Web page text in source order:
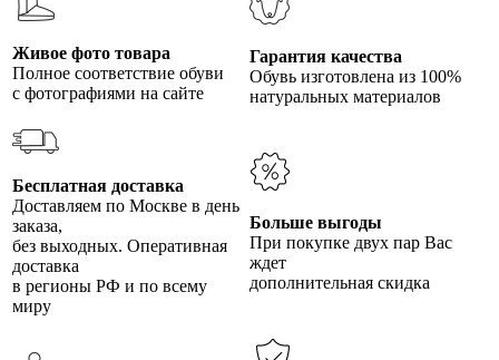
Живое фото товара
Полное соответствие обуви
с фотографиями на сайте
Гарантия качества
Обувь изготовлена из 100%
натуральных материалов
Бесплатная доставка
Доставляем по Москве в день
заказа,
без выходных. Оперативная
доставка
в регионы РФ и по всему
миру
Больше выгоды
При покупке двух пар Вас
ждет
дополнительная скидка